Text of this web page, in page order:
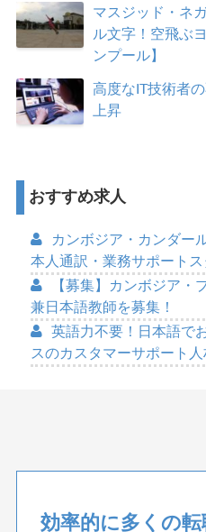
マスジッド・ネ
ル文字！空飛ぶ
ンプール】
高度なIT技術者
上昇
おすすめ求人
カンボジア・カンダー
本人通訳・業務サポートス
【募集】カンボジア・
兼日本語教師を募集！
英語力不要！日本語で
スのカスタマーサポート
効率的に多くの